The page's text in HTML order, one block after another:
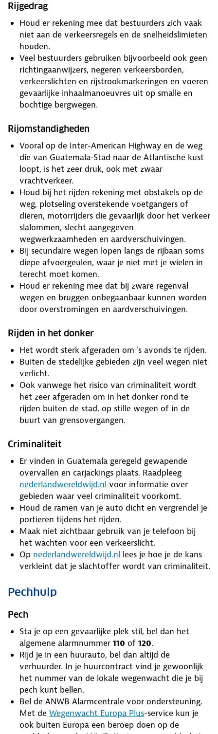
Rijgedrag
Houd er rekening mee dat bestuurders zich vaak
niet aan de verkeersregels en de snelheidslimieten
houden.
Veel bestuurders gebruiken bijvoorbeeld ook geen
richtingaanwijzers, negeren verkeersborden,
verkeerslichten en rijstrookmarkeringen en voeren
gevaarlijke inhaalmanoeuvres uit op smalle en
bochtige bergwegen.
Rijomstandigheden
Vooral op de Inter-American Highway en de weg
die van Guatemala-Stad naar de Atlantische kust
loopt, is het zeer druk, ook met zwaar
vrachtverkeer.
Houd bij het rijden rekening met obstakels op de
weg, plotseling overstekende voetgangers of
dieren, motorrijders die gevaarlijk door het verkeer
slalommen, slecht aangegeven
wegwerkzaamheden en aardverschuivingen.
Bij secundaire wegen lopen langs de rijbaan soms
diepe afvoergeulen, waar je niet met je wielen in
terecht moet komen.
Houd er rekening mee dat bij zware regenval
wegen en bruggen onbegaanbaar kunnen worden
door overstromingen en aardverschuivingen.
Rijden in het donker
Het wordt sterk afgeraden om 's avonds te rijden.
Buiten de stedelijke gebieden zijn veel wegen niet
verlicht.
Ook vanwege het risico van criminaliteit wordt
het zeer afgeraden om in het donker rond te
rijden buiten de stad, op stille wegen of in de
buurt van grensovergangen.
Criminaliteit
Er vinden in Guatemala geregeld gewapende
overvallen en carjackings plaats. Raadpleeg
nederlandwereldwijd.nl voor informatie over
gebieden waar veel criminaliteit voorkomt.
Houd de ramen van je auto dicht en vergrendel je
portieren tijdens het rijden.
Maak niet zichtbaar gebruik van je telefoon bij
het wachten voor een verkeerslicht.
Op nederlandwereldwijd.nl lees je hoe je de kans
verkleint dat je slachtoffer wordt van criminaliteit.
Pechhulp
Pech
Sta je op een gevaarlijke plek stil, bel dan het
algemene alarmnummer 110 of 120.
Rijd je in een huurauto, bel dan altijd de
verhuurder. In je huurcontract vind je gewoonlijk
het nummer van de lokale wegenwacht die je bij
pech kunt bellen.
Bel de ANWB Alarmcentrale voor ondersteuning.
Met de Wegenwacht Europa Plus-service kun je
ook buiten Europa een beroep doen op de